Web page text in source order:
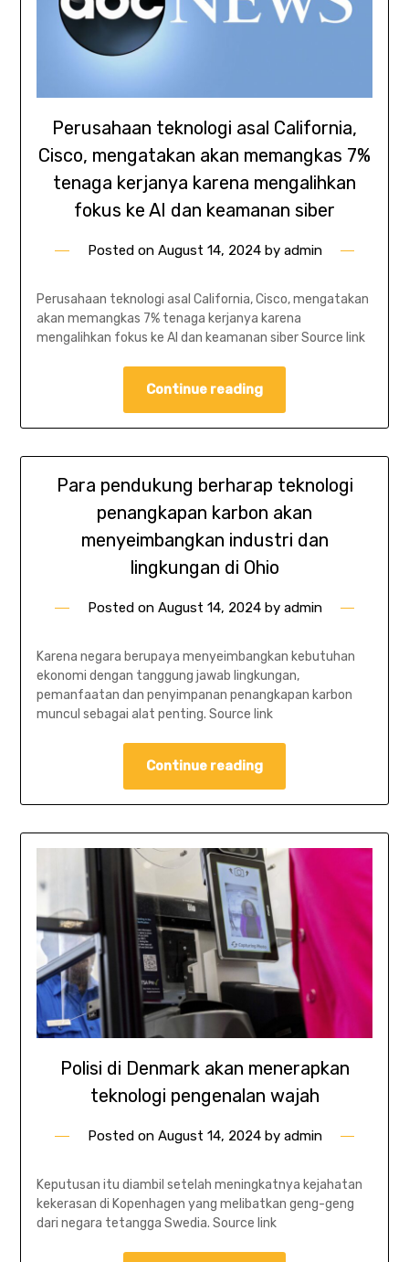
Perusahaan teknologi asal California,
Cisco, mengatakan akan memangkas 7%
tenaga kerjanya karena mengalihkan
fokus ke AI dan keamanan siber
Posted on August 14, 2024by admin
Perusahaan teknologi asal California, Cisco, mengatakan
akan memangkas 7% tenaga kerjanya karena
mengalihkan fokus ke AI dan keamanan siber Source link
Continue reading
Para pendukung berharap teknologi
penangkapan karbon akan
menyeimbangkan industri dan
lingkungan di Ohio
Posted on August 14, 2024by admin
Karena negara berupaya menyeimbangkan kebutuhan
ekonomi dengan tanggung jawab lingkungan,
pemanfaatan dan penyimpanan penangkapan karbon
muncul sebagai alat penting. Source link
Continue reading
Polisi di Denmark akan menerapkan
teknologi pengenalan wajah
Posted on August 14, 2024by admin
Keputusan itu diambil setelah meningkatnya kejahatan
kekerasan di Kopenhagen yang melibatkan geng-geng
dari negara tetangga Swedia. Source link